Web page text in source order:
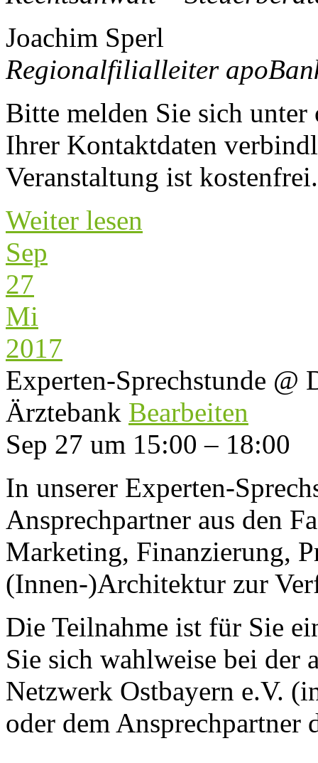
Joachim Sperl
Regionalfilialleiter
Bitte melden Sie sich unter
Ihrer Kontaktdaten
Veranstaltung ist kostenfrei.
Weiter lesen
Sep
27
Mi
2017
Experten-Sprechstunde @
Ärztebank Bearbeiten
Sep 27 um 15:00 – 18:00
In unserer Experten-
Ansprechpartner aus den
Marketing, Finanzierung,
(Innen-)Architektur zur
Die Teilnahme ist für Sie
Sie sich wahlweise bei der
Netzwerk Ostbayern e.V.
oder dem